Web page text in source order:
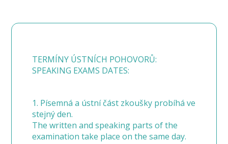
TERMÍNY ÚSTNÍCH POHOVORŮ:
SPEAKING EXAMS DATES:
1. Písemná a ústní část zkoušky probíhá ve
stejný den.
The written and speaking parts of the
examination take place on the same day.